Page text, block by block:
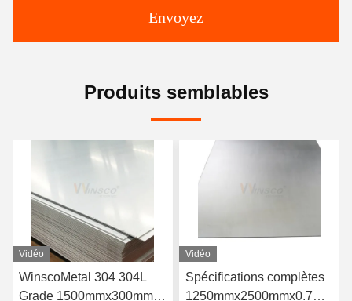
Envoyez
Produits semblables
Vidéo
Spécifications complètes
1250mmx2500mmx0.7mm
Vidéo
Fabrique originale SUS
316 316L en acier